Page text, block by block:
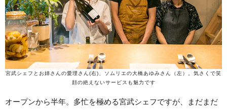
宮武シェフとお姉さんの愛理さん(右)、ソムリエの大橋あゆみさん（左）。気さくで笑
顔の絶えないサービスも魅力です
オープンから半年。多忙を極める宮武シェフですが、まだまだ